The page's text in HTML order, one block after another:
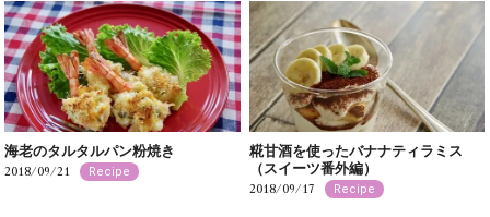
海老のタルタルパン粉焼き
2018/09/21 Recipe
糀甘酒を使ったバナナティラミス
（スイーツ番外編）
2018/09/17 Recipe